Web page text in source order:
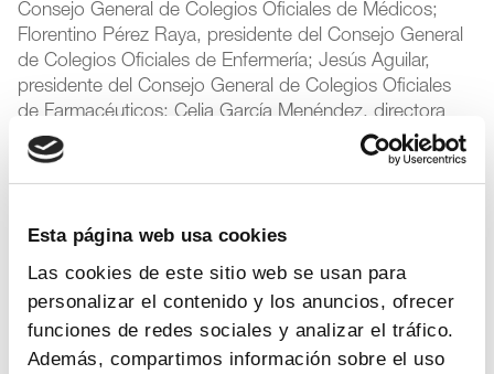
Esta página web usa cookies
Las cookies de este sitio web se usan para
personalizar el contenido y los anuncios, ofrecer
funciones de redes sociales y analizar el tráfico.
Además, compartimos información sobre el uso
Consejo General de Colegios Oficiales de Médicos;
Florentino Pérez Raya, presidente del Consejo General
de Colegios Oficiales de Enfermería; Jesús Aguilar,
presidente del Consejo General de Colegios Oficiales
de Farmacéuticos; Celia García Menéndez, directora
general de Humanización, Atención y Seguridad del
Paciente de la Consejería de Sanidad de Madrid; Eva
Carrasco, directora científica del Grupo Español de
Vergara, directora científica del Instituto de Investigación
Sanitaria Biogipuzkoa; Eva Poveda, directora del
Instituto de Investigación Sanitaria Galicia Sur; Albert
Cortada, director general de Ferrer; María Fernanda
Prado, directora general para Iberia de
Johnson&Johnson Innovative Medicines; Ana Álvarez,